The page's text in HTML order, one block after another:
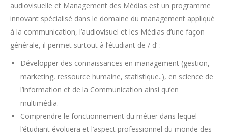
audiovisuelle et Management des Médias est un programme
innovant spécialisé dans le domaine du management appliqué
à la communication, l’audiovisuel et les Médias d’une façon
générale, il permet surtout à l’étudiant de / d’ :
Développer des connaissances en management (gestion,
marketing, ressource humaine, statistique..), en science de
l’information et de la Communication ainsi qu’en
multimédia.
Comprendre le fonctionnement du métier dans lequel
l’étudiant évoluera et l’aspect professionnel du monde des